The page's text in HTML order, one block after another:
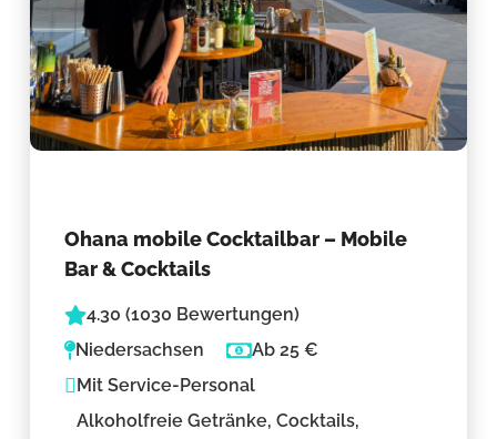
Ohana mobile Cocktailbar – Mobile
Bar & Cocktails
4.30 (1030 Bewertungen)
Niedersachsen
Ab 25 €
Mit Service-Personal
Alkoholfreie Getränke, Cocktails,